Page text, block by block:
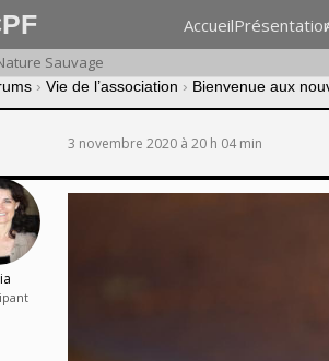
Accueil
Sauvage
› Vie de l’association › Bienvenue aux
3 novembre 2020 à 20 h 04 min